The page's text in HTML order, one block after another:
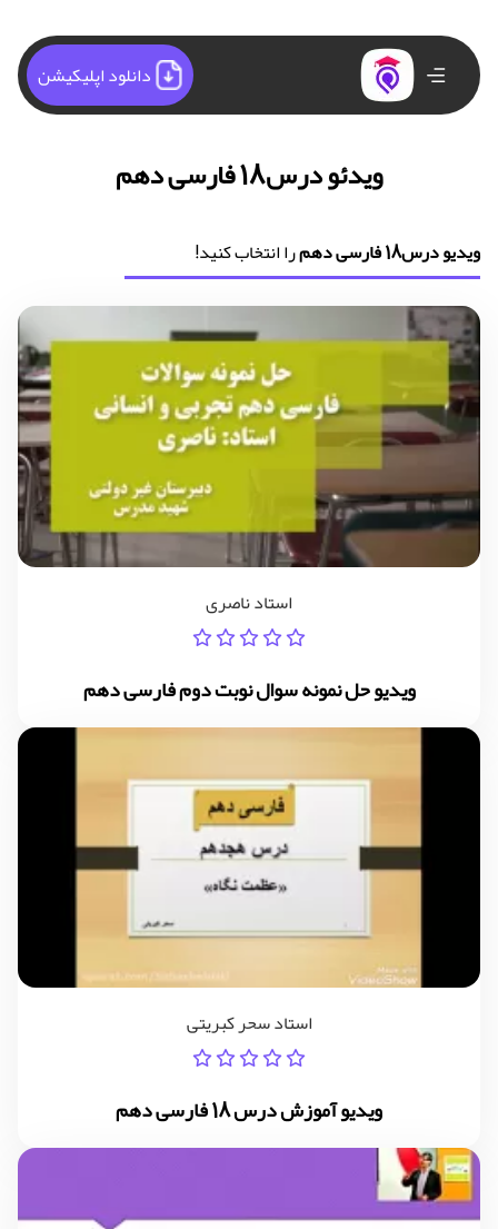
دانلود اپلیکیشن
ویدئو درس18 فارسی دهم
ویدیو درس18 فارسی دهم را انتخاب کنید!
استاد ناصری
ویدیو حل نمونه سوال نوبت دوم فارسی دهم
استاد سحر کبریتی
ویدیو آموزش درس 18 فارسی دهم